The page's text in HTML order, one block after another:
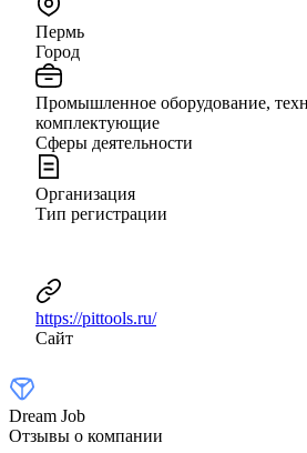
Пермь
Город
Промышленное оборудование,
комплектующие
Сферы деятельности
Организация
Тип регистрации
https://pittools.ru/
Сайт
Dream Job
Отзывы о компании